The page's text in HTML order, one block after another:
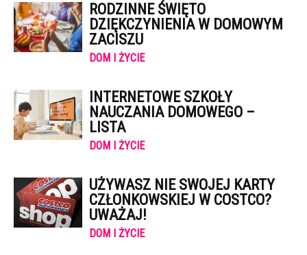
RODZINNE ŚWIĘTO
DZIĘKCZYNIENIA W DOMOWYM
ZACISZU
DOM I ŻYCIE
INTERNETOWE SZKOŁY
NAUCZANIA DOMOWEGO –
LISTA
DOM I ŻYCIE
UŻYWASZ NIE SWOJEJ KARTY
CZŁONKOWSKIEJ W COSTCO?
UWAŻAJ!
DOM I ŻYCIE